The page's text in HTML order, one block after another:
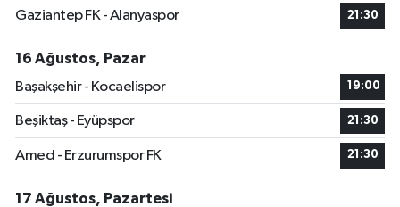
Gaziantep FK - Alanyaspor 21:30
16 Ağustos, Pazar
Başakşehir - Kocaelispor
19:00
Beşiktaş - Eyüpspor 21:30
Amed - Erzurumspor FK 21:30
17 Ağustos, Pazartesi